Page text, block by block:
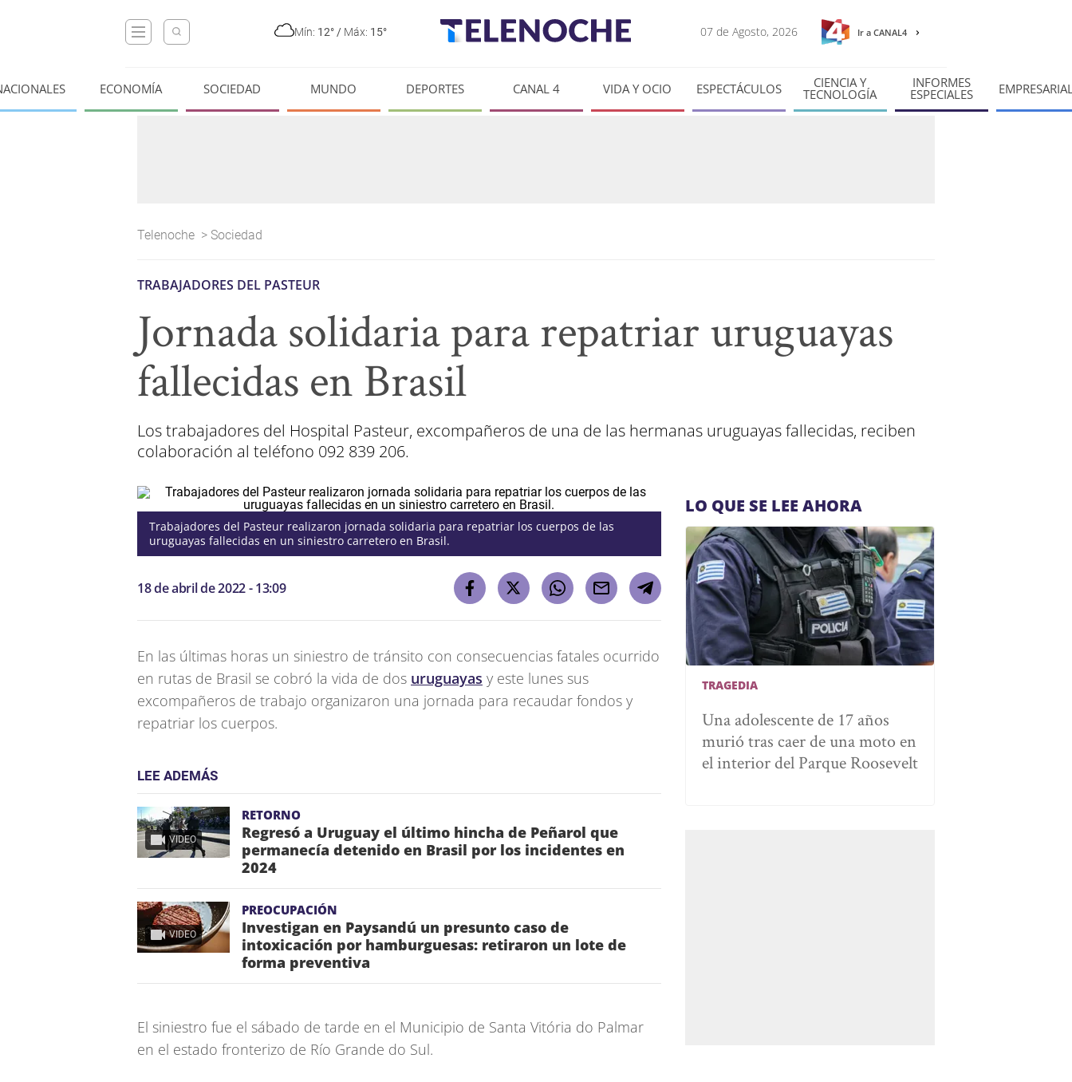
Mín: 12° / Máx: 15° 07 de Agosto, 2026 Ir a CANAL4
ECONOMÍA SOCIEDAD MUNDO DEPORTES CANAL 4 VIDA Y OCIO ESPECTÁCULOS CIENCIA Y
TECNOLOGÍA
INFORMES
ESPECIALES
Telenoche > Sociedad
TRABAJADORES DEL PASTEUR
Jornada solidaria para repatriar uruguayas
fallecidas en Brasil
Los trabajadores del Hospital Pasteur, excompañeros de una de las hermanas uruguayas fallecidas, reciben
colaboración al teléfono 092 839 206.
Trabajadores del Pasteur realizaron jornada solidaria para repatriar los cuerpos de las
uruguayas fallecidas en un siniestro carretero en Brasil.
18 de abril de 2022 - 13:09
En las últimas horas un siniestro de tránsito con consecuencias fatales ocurrido
en rutas de Brasil se cobró la vida de dos uruguayas y este lunes sus
excompañeros de trabajo organizaron una jornada para recaudar fondos y
repatriar los cuerpos.
LEE ADEMÁS
VIDEO
RETORNO
Regresó a Uruguay el último hincha de Peñarol que
permanecía detenido en Brasil por los incidentes en
2024
VIDEO
PREOCUPACIÓN
Investigan en Paysandú un presunto caso de
intoxicación por hamburguesas: retiraron un lote de
forma preventiva
El siniestro fue el sábado de tarde en el Municipio de Santa Vitória do Palmar
en el estado fronterizo de Río Grande do Sul.
LO QUE SE LEE AHORA
TRAGEDIA
Una adolescente de 17 años
murió tras caer de una moto en
el interior del Parque Roosevelt